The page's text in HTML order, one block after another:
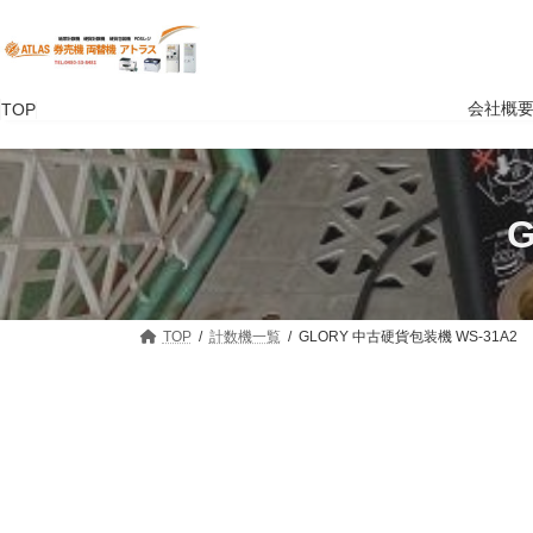
テ
ツ
ス
ッ
プ
ゲ
シ
ン
移
動
TOP 会社概要
TOP 計数機一覧 GLORY 中古硬貨包装機 WS-31A2